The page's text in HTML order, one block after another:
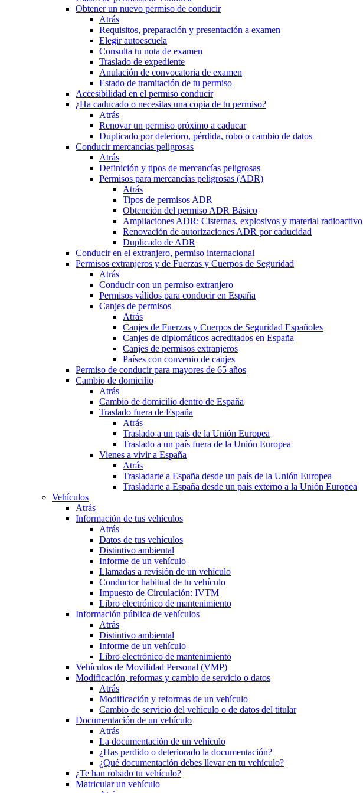
Obtener un nuevo permiso de conducir
Atrás
Requisitos, preparación y presentación a examen
Elegir autoescuela
Consulta tu nota de examen
Traslado de expediente
Anulación de convocatoria de examen
Estado de tramitación de tu permiso
Accesibilidad en el permiso conducir
¿Ha caducado o necesitas una copia de tu permiso?
Atrás
Renovar un permiso próximo a caducar
Duplicado por deterioro, pérdida, robo o cambio de datos
Conducir mercancías peligrosas
Atrás
Definición y tipos de mercancías peligrosas
Permisos para mercancías peligrosas (ADR)
Atrás
Tipos de permisos ADR
Obtención del permiso ADR Básico
Ampliaciones ADR: Cisternas, explosivos y material radioactivo
Renovación de autorizaciones ADR por caducidad
Duplicado de ADR
Conducir en el extranjero, permiso internacional
Permisos extranjeros y de Fuerzas y Cuerpos de Seguridad
Atrás
Conducir con un permiso extranjero
Permisos válidos para conducir en España
Canjes de permisos
Atrás
Canjes de Fuerzas y Cuerpos de Seguridad Españoles
Canjes de diplomáticos acreditados en España
Canjes de permisos extranjeros
Países con convenio de canjes
Permiso de conducir para mayores de 65 años
Cambio de domicilio
Atrás
Cambio de domicilio dentro de España
Traslado fuera de España
Atrás
Traslado a un país de la Unión Europea
Traslado a un país fuera de la Unión Europea
Vienes a vivir a España
Atrás
Trasladarte a España desde un país de la Unión Europea
Trasladarte a España desde un país externo a la Unión Europea
Vehículos
Atrás
Información de tus vehículos
Atrás
Datos de tus vehículos
Distintivo ambiental
Informe de un vehículo
Llamadas a revisión de un vehículo
Conductor habitual de tu vehículo
Impuesto de Circulación: IVTM
Libro electrónico de mantenimiento
Información pública de vehículos
Atrás
Distintivo ambiental
Informe de un vehículo
Libro electrónico de mantenimiento
Vehículos de Movilidad Personal (VMP)
Modificación, reformas y cambio de servicio o datos
Atrás
Modificación y reformas de un vehículo
Cambio de servicio del vehículo o de datos del titular
Documentación de un vehículo
Atrás
La documentación de un vehículo
¿Has perdido o deteriorado la documentación?
¿Qué documentación debes llevar en tu vehículo?
¿Te han robado tu vehículo?
Matricular un vehículo